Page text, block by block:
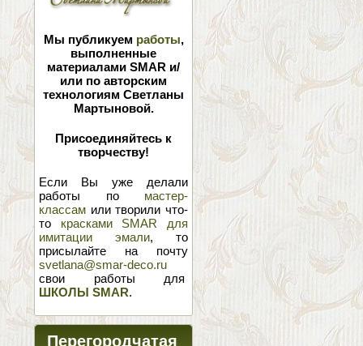
Мы публикуем работы,
выполненные
материалами SMAR и/
или по авторским
технологиям Светланы
Мартыновой.
Присоединяйтесь к
творчеству!
Если Вы уже делали
работы по мастер-
классам или творили что-
то красками SMAR для
имитации эмали, то
присылайте на почту
svetlana@smar-deco.ru
свои работы для
ШКОЛЫ SMAR.
Перегородчатая